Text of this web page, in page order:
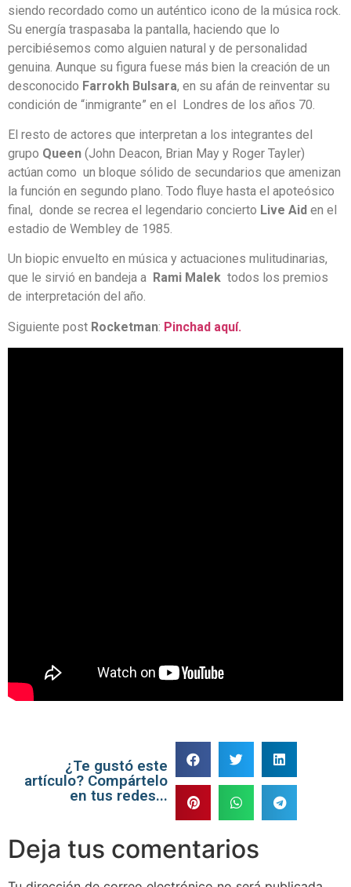
siendo recordado como un auténtico icono de la música rock.
Su energía traspasaba la pantalla, haciendo que lo
percibiésemos como alguien natural y de personalidad
genuina. Aunque su figura fuese más bien la creación de un
desconocido Farrokh Bulsara, en su afán de reinventar su
condición de “inmigrante” en el Londres de los años 70.
El resto de actores que interpretan a los integrantes del
grupo Queen (John Deacon, Brian May y Roger Tayler)
actúan como un bloque sólido de secundarios que amenizan
la función en segundo plano. Todo fluye hasta el apoteósico
final, donde se recrea el legendario concierto Live Aid en el
estadio de Wembley de 1985.
Un biopic envuelto en música y actuaciones mulitudinarias,
que le sirvió en bandeja a Rami Malek todos los premios
de interpretación del año.
Siguiente post Rocketman: Pinchad aquí.
¿Te gustó este
artículo? Compártelo
en tus redes...
Deja tus comentarios